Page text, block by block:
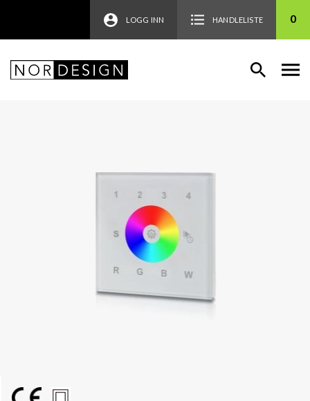
LOGG INN HANDLELISTE 0